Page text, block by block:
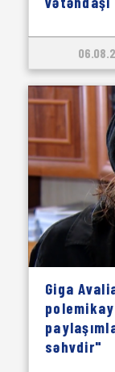
Giga
səhvdir"